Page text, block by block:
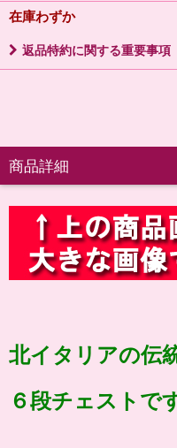
在庫わずか
返品特約に関する重要事項
商品詳細
北イタリアの伝
６段チェストで